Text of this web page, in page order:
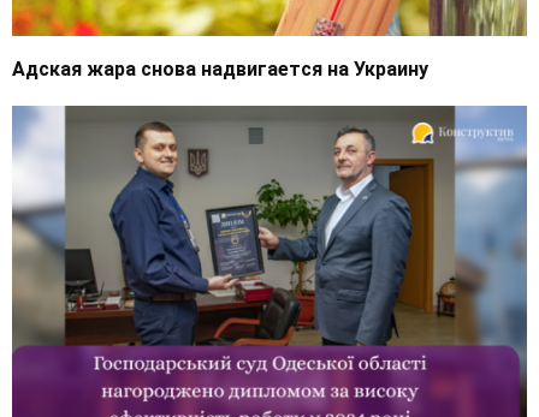
Адская жара снова надвигается на Украину